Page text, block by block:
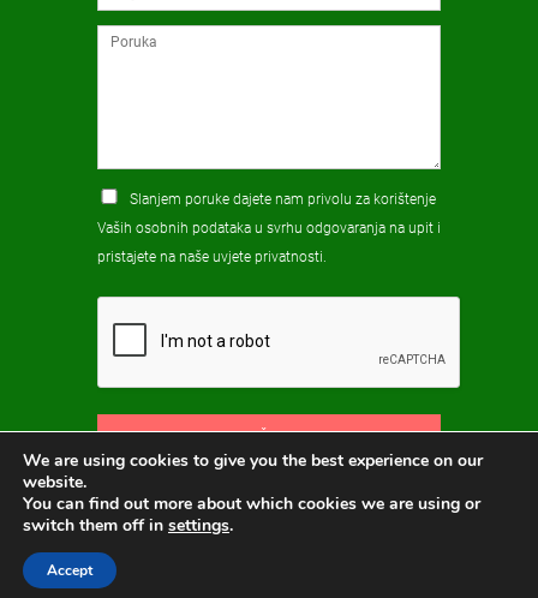
Slanjem poruke dajete nam privolu za korištenje
Vaših osobnih podataka u svrhu odgovaranja na upit i
pristajete na naše uvjete privatnosti
POŠALJI
We are using cookies to give you the best experience on our
website.
You can find out more about which cookies we are using or
switch them off in settings.
Accept